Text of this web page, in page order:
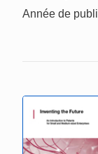
Année de